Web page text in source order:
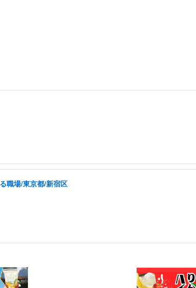
職場/東京都/新宿区